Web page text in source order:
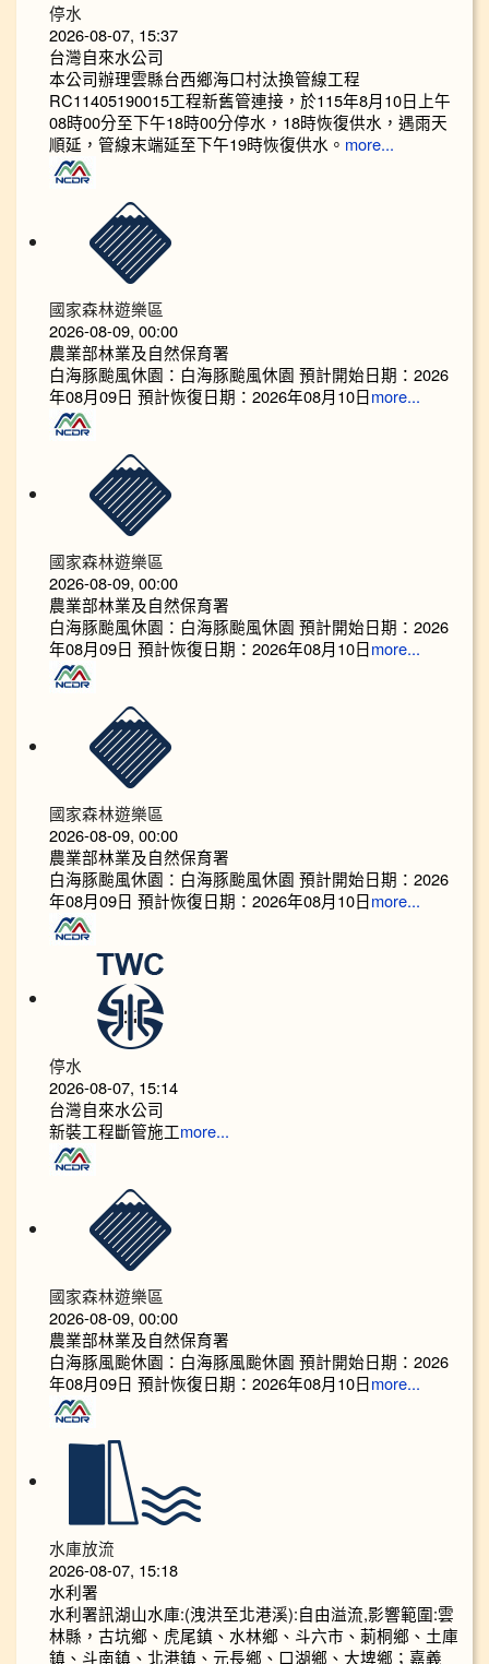
停水
2026-08-07, 15:37
台灣自來水公司
本公司辦理雲縣台西鄉海口村汰換管線工程
RC11405190015工程新舊管連接，於115年8月10日上午
08時00分至下午18時00分停水，18時恢復供水，遇雨天
順延，管線末端延至下午19時恢復供水。 more...
國家森林遊樂區
2026-08-09, 00:00
農業部林業及自然保育署
白海豚颱風休園：白海豚颱風休園 預計開始日期：2026
年08月09日 預計恢復日期：2026年08月10日 more...
國家森林遊樂區
2026-08-09, 00:00
農業部林業及自然保育署
白海豚颱風休園：白海豚颱風休園 預計開始日期：2026
年08月09日 預計恢復日期：2026年08月10日 more...
國家森林遊樂區
2026-08-09, 00:00
農業部林業及自然保育署
白海豚颱風休園：白海豚颱風休園 預計開始日期：2026
年08月09日 預計恢復日期：2026年08月10日 more...
停水
2026-08-07, 15:14
台灣自來水公司
新裝工程斷管施工more...
國家森林遊樂區
2026-08-09, 00:00
農業部林業及自然保育署
白海豚風颱休園：白海豚風颱休園 預計開始日期：2026
年08月09日 預計恢復日期：2026年08月10日 more...
水庫放流
2026-08-07, 15:18
水利署
水利署訊湖山水庫:(洩洪至北港溪):自由溢流,影響範圍:雲
林縣，古坑鄉、虎尾鎮、水林鄉、斗六市、莿桐鄉、土庫
鎮、斗南鎮、北港鎮、元長鄉、口湖鄉、大埤鄉；嘉義